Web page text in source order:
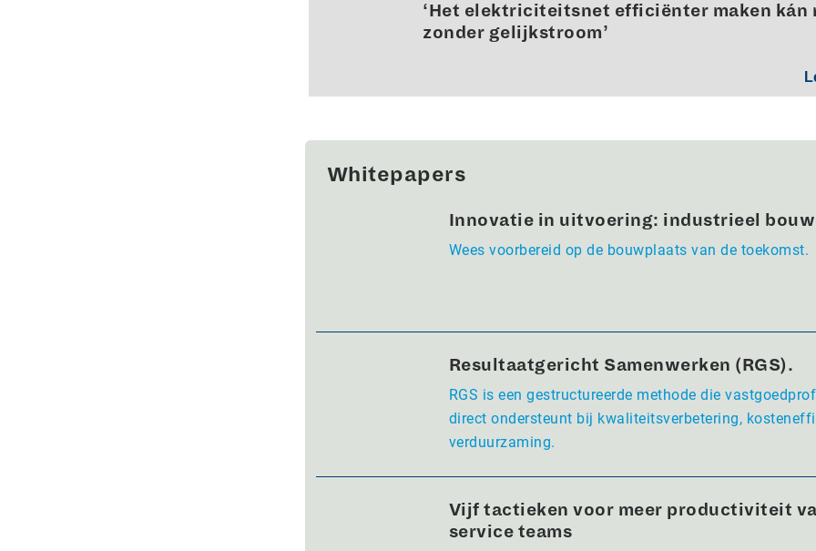
‘Het elektriciteitsnet efficiënter maken kán
zonder gelijkstroom’
Whitepapers
Innovatie in uitvoering: industrieel
Wees voorbereid op de bouwplaats van de toekomst.
Resultaatgericht Samenwerken (RGS).
RGS is een gestructureerde methode die
direct ondersteunt bij kwaliteitsverbetering,
verduurzaming.
Vijf tactieken voor meer productiviteit
service teams